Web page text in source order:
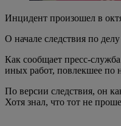
Инцидент произошел в
О начале следствия по
Как сообщает пресс-
иных работ, повлекшее по
По версии следствия, он
Хотя знал, что тот не